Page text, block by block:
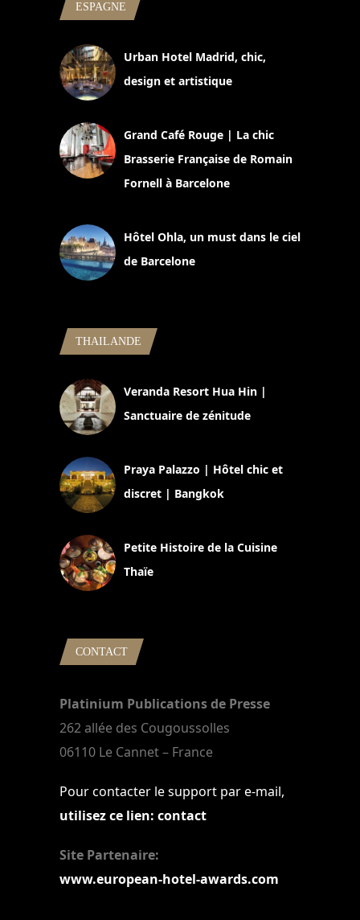
ESPAGNE
Urban Hotel Madrid, chic,
design et artistique
Grand Café Rouge | La chic
Brasserie Française de Romain
Fornell à Barcelone
Hôtel Ohla, un must dans le ciel
de Barcelone
THAILANDE
Veranda Resort Hua Hin |
Sanctuaire de zénitude
Praya Palazzo | Hôtel chic et
discret | Bangkok
Petite Histoire de la Cuisine
Thaïe
CONTACT
Platinium Publications de Presse
262 allée des Cougoussolles
06110 Le Cannet – France
Pour contacter le support par e-mail,
utilisez ce lien: contact
Site Partenaire:
www.european-hotel-awards.com